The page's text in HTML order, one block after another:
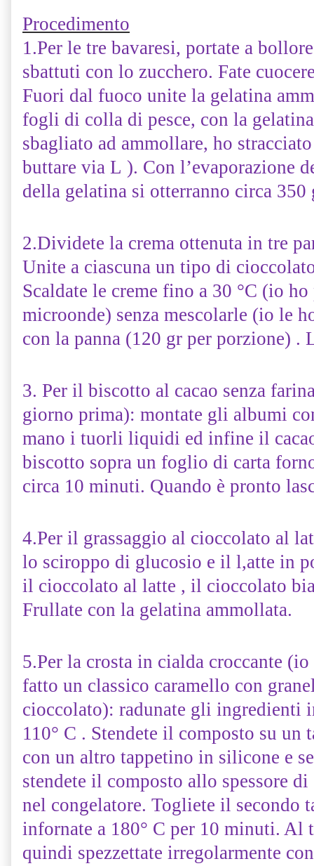
Procedimento
1.Per le tre bavaresi, portate a
sbattuti con lo zucchero. Fate
Fuori dal fuoco unite la gelatina
fogli di colla di pesce, con la
sbagliato ad ammollare, ho
buttare via L ). Con l’evaporazione
della gelatina si otterranno circa 350
2.Dividete la crema ottenuta in tre
Unite a ciascuna un tipo di
Scaldate le creme fino a 30 °C (io
microonde) senza mescolarle (io le
con la panna (120 gr per porzione) .
3. Per il biscotto al cacao senza
giorno prima): montate gli albumi
mano i tuorli liquidi ed infine il
biscotto sopra un foglio di carta
circa 10 minuti. Quando è pronto
4.Per il grassaggio al cioccolato al
lo sciroppo di glucosio e il l,atte in
il cioccolato al latte , il cioccolato
Frullate con la gelatina ammollata.
5.Per la crosta in cialda croccante
fatto un classico caramello con
cioccolato): radunate gli ingredienti
110° C . Stendete il composto su
con un altro tappetino in silicone e
stendete il composto allo spessore
nel congelatore. Togliete il secondo
infornate a 180° C per 10 minuti. Al
quindi spezzettate irregolarmente